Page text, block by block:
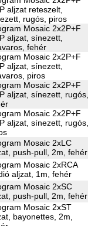
aljzat reteszelt,
rugós, piros
Mosaic 2x2P+F
aljzat, sínezett,
fehér
Mosaic 2x2P+F
aljzat, sínezett,
piros
Mosaic 2x2P+F
aljzat, sínezett, rugós,
Mosaic 2x2P+F
aljzat, sínezett, rugós,
Mosaic 2xLC
push-pull, 2m, fehér
Mosaic 2xRCA
aljzat, 1m, fehér
Mosaic 2xSC
push-pull, 2m, fehér
Mosaic 2xST
bayonettes, 2m,